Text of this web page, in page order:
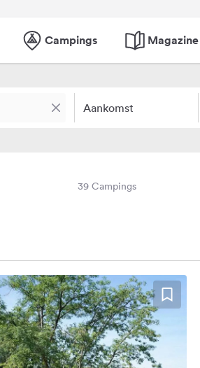
Campings Magazine
Aankomst
39 Campings